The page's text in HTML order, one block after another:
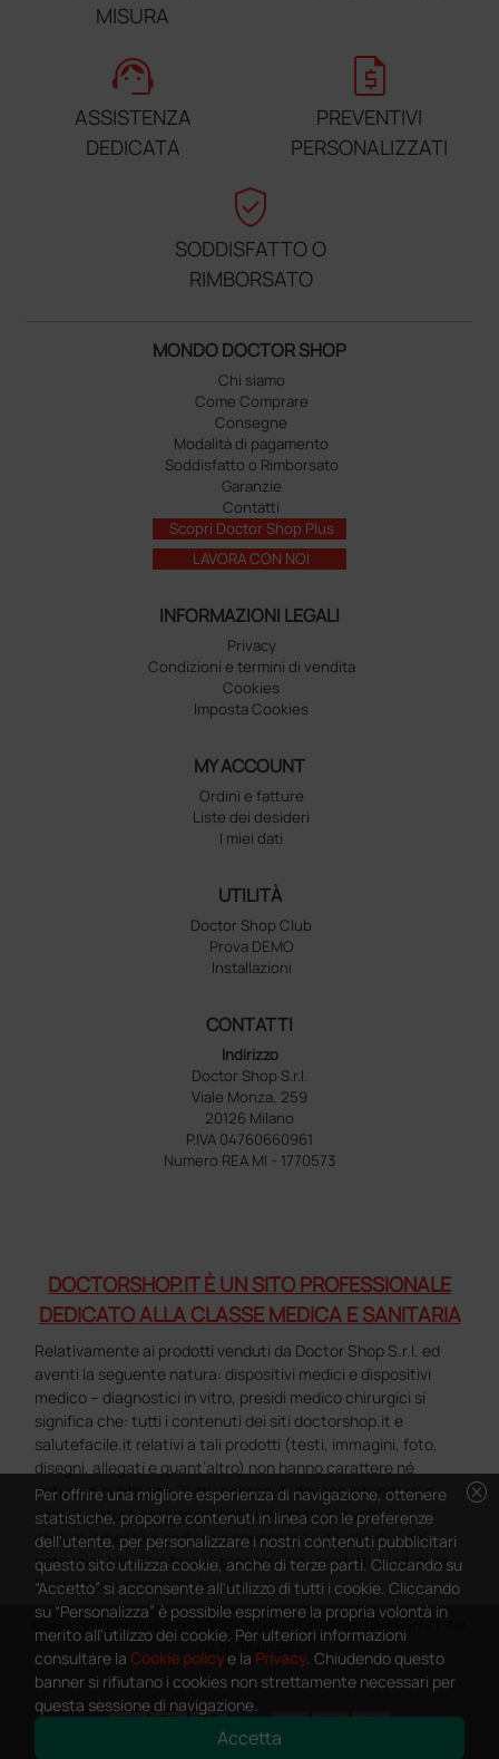
MISURA
support_agent
ASSISTENZA
DEDICATA
request_quote
PREVENTIVI
PERSONALIZZATI
verified_user
SODDISFATTO O
RIMBORSATO
MONDO DOCTOR SHOP
Chi siamo
Come Comprare
Consegne
Modalità di pagamento
Soddisfatto o Rimborsato
Garanzie
Contatti
Scopri Doctor Shop Plus
LAVORA CON NOI
INFORMAZIONI LEGALI
Privacy
Condizioni e termini di vendita
Cookies
Imposta Cookies
MY ACCOUNT
Ordini e fatture
Liste dei desideri
I miei dati
UTILITÀ
Doctor Shop Club
Prova DEMO
Installazioni
CONTATTI
Indirizzo
Doctor Shop S.r.l.
Viale Monza, 259
20126 Milano
P.IVA 04760660961
Numero REA MI - 1770573
DOCTORSHOP.IT È UN SITO PROFESSIONALE
DEDICATO ALLA CLASSE MEDICA E SANITARIA
Relativamente ai prodotti venduti da Doctor Shop S.r.l. ed
aventi la seguente natura: dispositivi medici e dispositivi
medico – diagnostici in vitro, presidi medico chirurgici si
significa che: tutti i contenuti dei siti doctorshop.it e
salutefacile.it relativi a tali prodotti (testi, immagini, foto,
disegni, allegati e quant’altro) non hanno carattere né
natura di pubblicità. Tutti i contenuti devono intendersi e
sono di natura esclusivamente informativa e volti
esclusivamente a portare a conoscenza dei clienti e dei
potenziali clienti in fase di preacquisto i prodotti venduti da
Doctorshop attraverso la rete.
Copyright DoctorShop 2005-2026 - Tutti diritti riservati - P.IVA
04760660961
cancel
Per offrire una migliore esperienza di navigazione, ottenere
statistiche, proporre contenuti in linea con le preferenze
dell'utente, per personalizzare i nostri contenuti pubblicitari
questo sito utilizza cookie, anche di terze parti. Cliccando su
“Accetto” si acconsente all'utilizzo di tutti i cookie. Cliccando
su “Personalizza” è possibile esprimere la propria volontà in
merito all'utilizzo dei cookie. Per ulteriori informazioni
consultare la Cookie policye la Privacy. Chiudendo questo
banner si rifiutano i cookies non strettamente necessari per
questa sessione di navigazione.
Accetta